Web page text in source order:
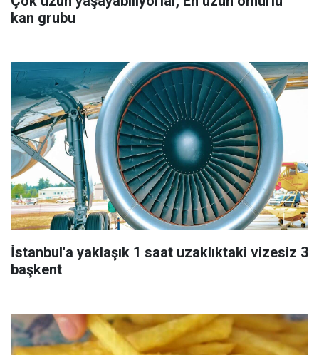
kan grubu
İstanbul'a yaklaşık 1 saat uzaklıktaki vizesiz 3
başkent